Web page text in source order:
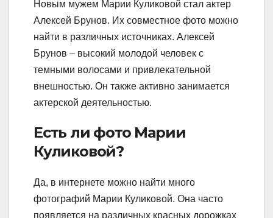
Новым мужем Марии Куликовой стал актер
Алексей Брунов. Их совместное фото можно
найти в различных источниках. Алексей
Брунов – высокий молодой человек с
темными волосами и привлекательной
внешностью. Он также активно занимается
актерской деятельностью.
Есть ли фото Марии
Куликовой?
Да, в интернете можно найти много
фотографий Марии Куликовой. Она часто
появляется на различных красных дорожках